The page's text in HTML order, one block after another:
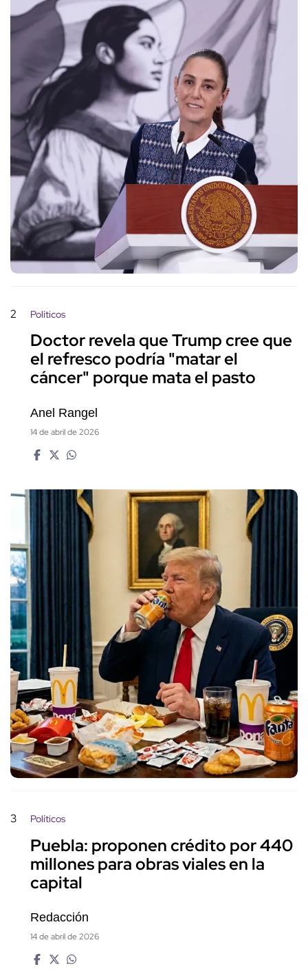
2 Políticos
Doctor revela que Trump cree que
el refresco podría "matar el
cáncer" porque mata el pasto
Anel Rangel
14 de abril de 2026
3 Políticos
Puebla: proponen crédito por 440
millones para obras viales en la
capital
Redacción
14 de abril de 2026